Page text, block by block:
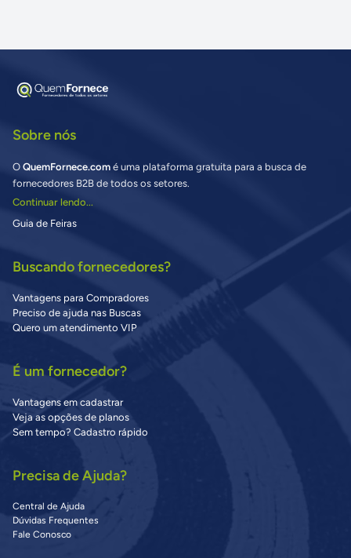
Sobre nós
O QuemFornece.com é uma plataforma gratuita para a busca de
fornecedores B2B de todos os setores.
Continuar lendo...
Guia de Feiras
Buscando fornecedores?
Vantagens para Compradores
Preciso de ajuda nas Buscas
Quero um atendimento VIP
É um fornecedor?
Vantagens em cadastrar
Veja as opções de planos
Sem tempo? Cadastro rápido
Precisa de Ajuda?
Central de Ajuda
Dúvidas Frequentes
Fale Conosco